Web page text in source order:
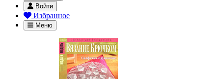
Войти
Избранное
Меню